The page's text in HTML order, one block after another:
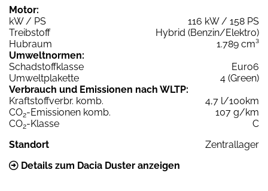
Motor:
kW / PS
116 kW / 158 PS
Treibstoff
Hybrid (Benzin/Elektro)
Hubraum
1.789 cm³
Umweltnormen:
Schadstoffklasse
Euro6
Umweltplakette
4 (Green)
Verbrauch und Emissionen nach WLTP:
Kraftstoffverbr. komb.
4,7 l/100km
CO2-Emissionen komb.
107 g/km
CO2-Klasse
C
Standort
Zentrallager
Details zum Dacia Duster anzeigen